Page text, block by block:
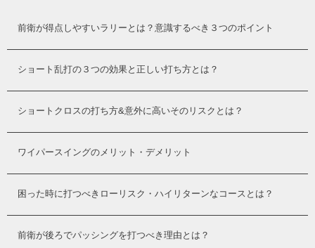
前衛が得点しやすいラリーとは？意識するべき３つのポイント
ショート乱打の３つの効果と正しい打ち方とは？
ショートクロスの打ち方&意外に高いそのリスクとは？
ワイパースイングのメリット・デメリット
困った時に打つべきローリスク・ハイリターンなコースとは？
前衛が後ろでパッシングを打つべき理由とは？